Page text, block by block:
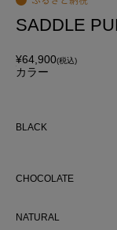
SADDLE
¥64,900(税込)
カラー
BLACK
CHOCOLATE
NATURAL